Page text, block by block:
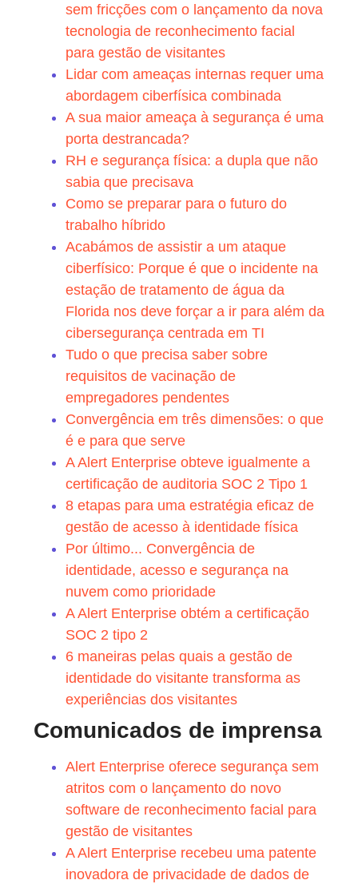
sem fricções com o lançamento da nova
tecnologia de reconhecimento facial
para gestão de visitantes
Lidar com ameaças internas requer uma
abordagem ciberfísica combinada
A sua maior ameaça à segurança é uma
porta destrancada?
RH e segurança física: a dupla que não
sabia que precisava
Como se preparar para o futuro do
trabalho híbrido
Acabámos de assistir a um ataque
ciberfísico: Porque é que o incidente na
estação de tratamento de água da
Florida nos deve forçar a ir para além da
cibersegurança centrada em TI
Tudo o que precisa saber sobre
requisitos de vacinação de
empregadores pendentes
Convergência em três dimensões: o que
é e para que serve
A Alert Enterprise obteve igualmente a
certificação de auditoria SOC 2 Tipo 1
8 etapas para uma estratégia eficaz de
gestão de acesso à identidade física
Por último... Convergência de
identidade, acesso e segurança na
nuvem como prioridade
A Alert Enterprise obtém a certificação
SOC 2 tipo 2
6 maneiras pelas quais a gestão de
identidade do visitante transforma as
experiências dos visitantes
Comunicados de imprensa
Alert Enterprise oferece segurança sem
atritos com o lançamento do novo
software de reconhecimento facial para
gestão de visitantes
A Alert Enterprise recebeu uma patente
inovadora de privacidade de dados de